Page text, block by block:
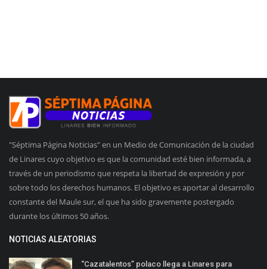
"Séptima Página Noticias" en un Medio de Comunicación de la ciudad
de Linares cuyo objetivo es que la comunidad esté bien informada, a
través de un periodismo que respeta la libertad de expresión y por
sobre todo los derechos humanos. El objetivo es aportar al desarrollo
constante del Maule sur, el que ha sido gravemente postergado
durante los últimos 50 años.
NOTICIAS ALEATORIAS
“Cazatalentos” polaco llega a Linares para